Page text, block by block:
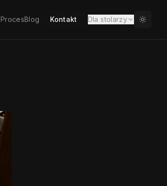
ProcesBlog Kontakt Dla stolarzy